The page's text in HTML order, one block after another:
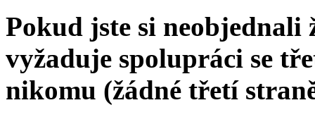
Pokud jste si neobjednali
vyžaduje spolupráci se
nikomu (žádné třetí